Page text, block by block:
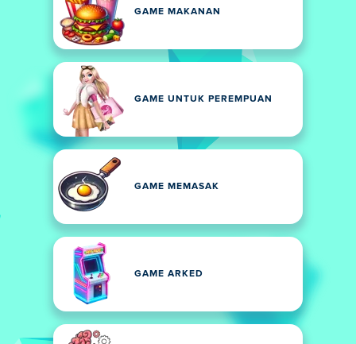
GAME MAKANAN
GAME UNTUK PEREMPUAN
GAME MEMASAK
GAME ARKED